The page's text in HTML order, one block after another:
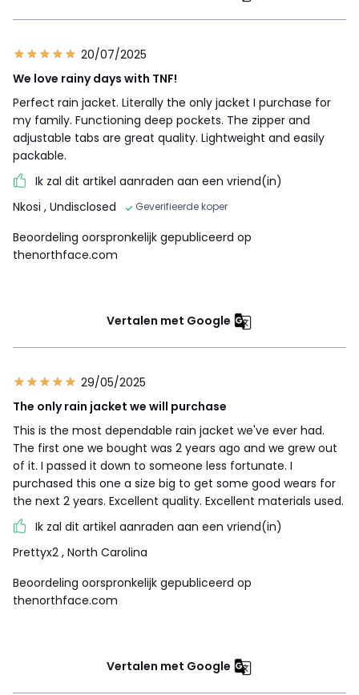
20/07/2025
We love rainy days with TNF!
Perfect rain jacket. Literally the only jacket I purchase for
my family. Functioning deep pockets. The zipper and
adjustable tabs are great quality. Lightweight and easily
packable.
Ik zal dit artikel aanraden aan een vriend(in)
Nkosi , Undisclosed Geverifieerde koper
Beoordeling oorspronkelijk gepubliceerd op
thenorthface.com
Vertalen met Google
29/05/2025
The only rain jacket we will purchase
This is the most dependable rain jacket we've ever had.
The first one we bought was 2 years ago and we grew out
of it. I passed it down to someone less fortunate. I
purchased this one a size big to get some good wears for
the next 2 years. Excellent quality. Excellent materials used.
Ik zal dit artikel aanraden aan een vriend(in)
Prettyx2 , North Carolina
Beoordeling oorspronkelijk gepubliceerd op
thenorthface.com
Vertalen met Google